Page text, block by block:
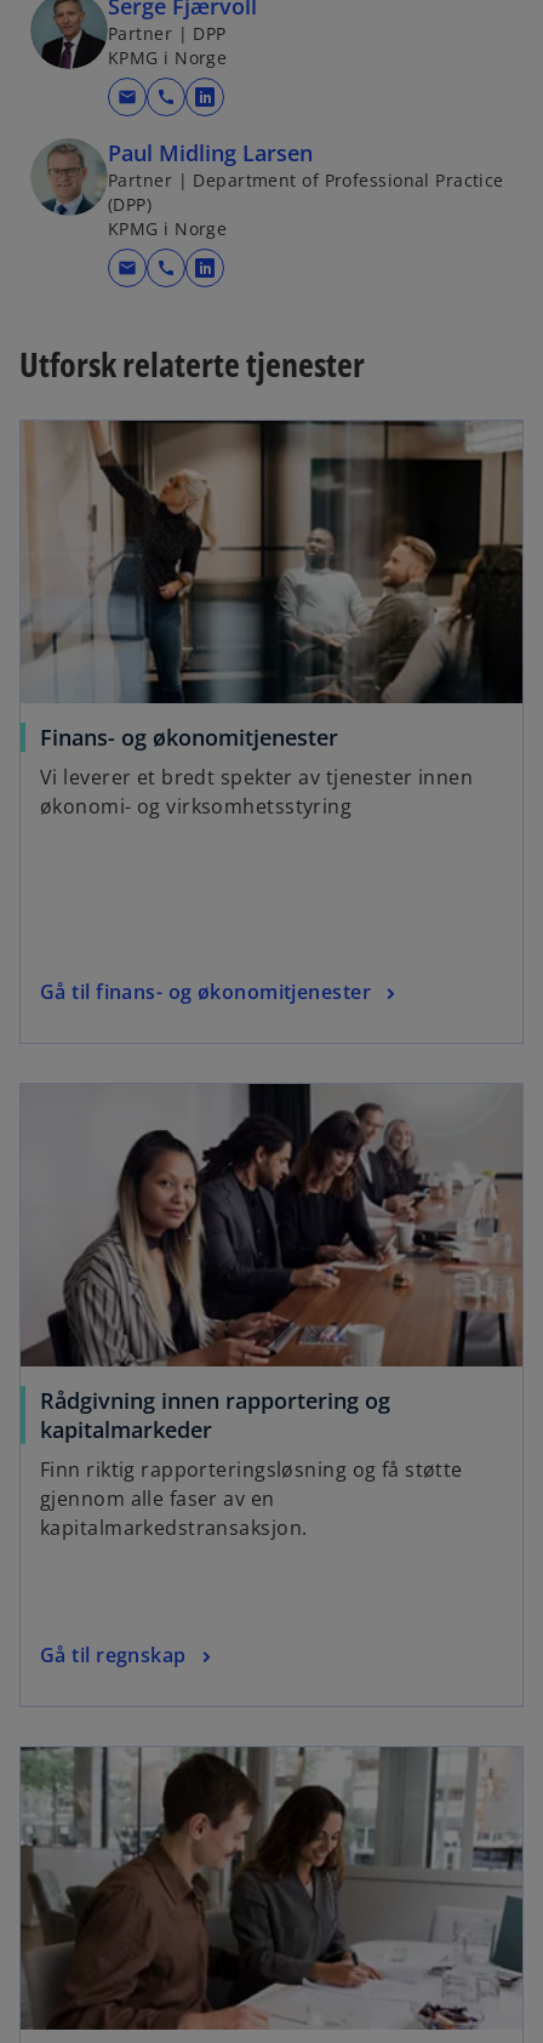
Serge Fjærvoll
Partner | DPP
KPMG i Norge
mail call
o
p
e
s
i
n
e
t
a
b
Paul Midling Larsen
Partner | Department of Professional Practice
(DPP)
KPMG i Norge
mail call
o
n
i
a
n
e
w
t
b
Utforsk relaterte tjenester
Finans- og økonomitjenester
Vi leverer et bredt spekter av tjenester innen
økonomi- og virksomhetsstyring
Gå til finans- og økonomitjenester
Rådgivning innen rapportering og
kapitalmarkeder
Finn riktig rapporteringsløsning og få støtte
gjennom alle faser av en
kapitalmarkedstransaksjon.
Gå til regnskap